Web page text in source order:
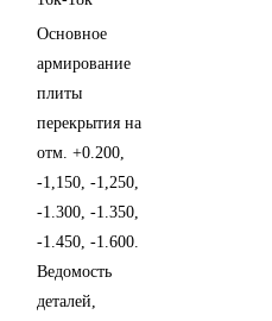
Основное
армирование
плиты
перекрытия на
отм. +0.200,
-1,150, -1,250,
-1.300, -1.350,
-1.450, -1.600.
Ведомость
деталей,